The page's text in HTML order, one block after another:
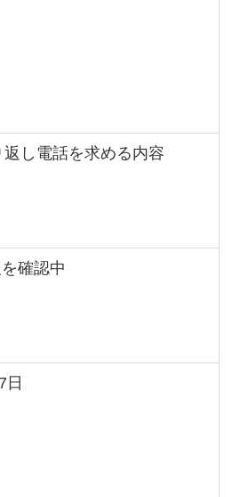
返し電話を求める内容
確認中
日